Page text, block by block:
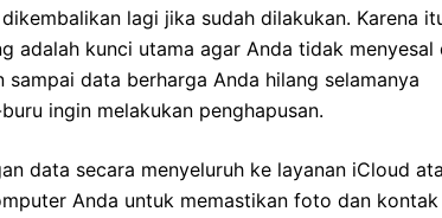
lagi jika sudah dilakukan. Karena
adalah kunci utama agar Anda tidak menyesal
sampai data berharga Anda hilang selamanya
ingin melakukan penghapusan.
data secara menyeluruh ke layanan iCloud
Anda untuk memastikan foto dan kontak